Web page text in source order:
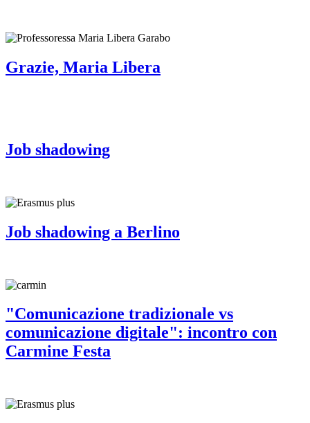
Grazie, Maria Libera
Job shadowing
Job shadowing a Berlino
"Comunicazione tradizionale vs
comunicazione digitale": incontro con
Carmine Festa